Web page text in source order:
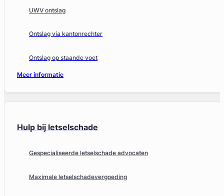
UWV ontslag
Ontslag via kantonrechter
Ontslag op staande voet
Meer informatie
Hulp bij letselschade
Gespecialiseerde letselschade advocaten
Maximale letselschadevergoeding